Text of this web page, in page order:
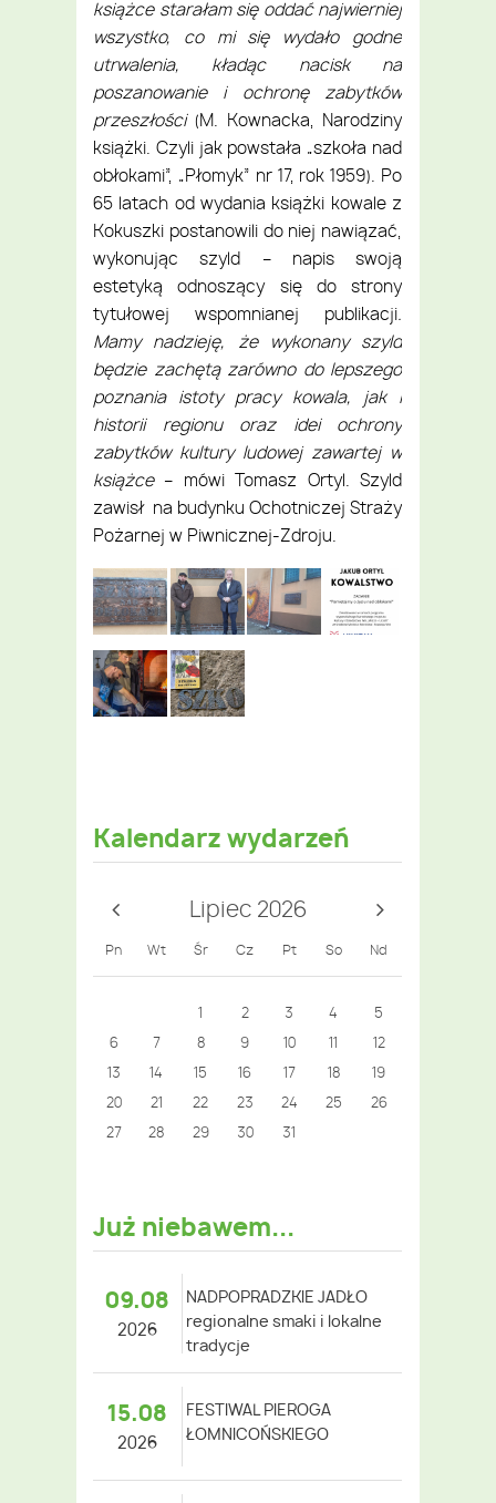
książce starałam się oddać najwierniej
wszystko, co mi się wydało godne
utrwalenia, kładąc nacisk na
poszanowanie i ochronę zabytków
przeszłości(M. Kownacka, Narodziny
książki. Czyli jak powstała „szkoła nad
obłokami”, „Płomyk” nr 17, rok 1959). Po
65 latach od wydania książki kowale z
Kokuszki postanowili do niej nawiązać,
wykonując szyld – napis swoją
estetyką odnoszący się do strony
tytułowej wspomnianej publikacji.
Mamy nadzieję, że wykonany szyld
będzie zachętą zarówno do lepszego
poznania istoty pracy kowala, jak i
historii regionu oraz idei ochrony
zabytków kultury ludowej zawartej w
książce – mówi Tomasz Ortyl. Szyld
zawisł na budynku Ochotniczej Straży
Pożarnej w Piwnicznej-Zdroju.
Kalendarz wydarzeń
Lipiec 2026
Pn Wt Śr Cz Pt So Nd
2 3 4 5
6 7 8 9 10 12
13 14 15 16 17 18 19
20 21 22 23 24 25 26
27 28 29 30 31
Już niebawem...
09.08
2026
NADPOPRADZKIE JADŁO
regionalne smaki i lokalne
tradycje
15.08
2026
FESTIWAL PIEROGA
ŁOMNICOŃSKIEGO